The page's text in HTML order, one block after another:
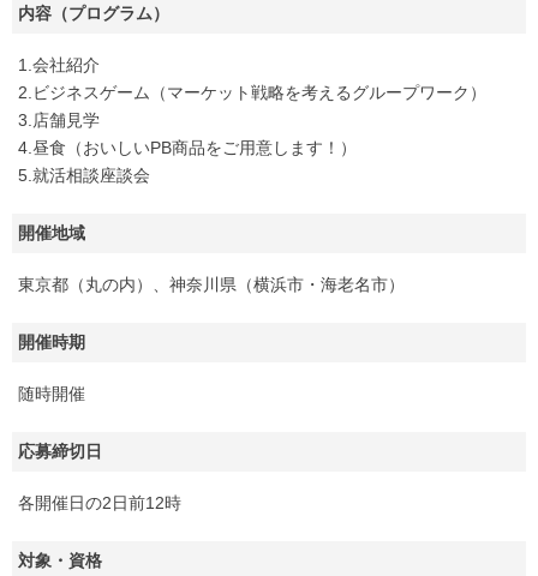
内容（プログラム）
1.会社紹介
2.ビジネスゲーム（マーケット戦略を考えるグループワーク）
3.店舗見学
4.昼食（おいしいPB商品をご用意します！）
5.就活相談座談会
開催地域
東京都（丸の内）、神奈川県（横浜市・海老名市）
開催時期
随時開催
応募締切日
各開催日の2日前12時
対象・資格